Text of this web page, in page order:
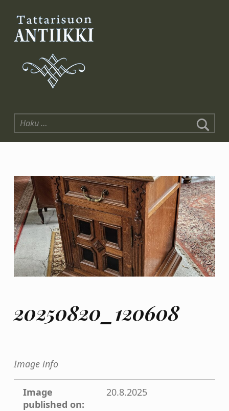
Tattarisuon Antiikki
Haku:
20250820_120608
Image info
Image
published on:
20.8.2025